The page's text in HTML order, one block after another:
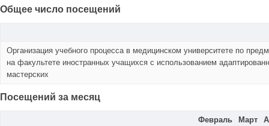
Общее число посещений
Организация учебного процесса в медицинском университете по
на факультете иностранных учащихся с использованием
мастерских
Посещений за месяц
Февраль
Март